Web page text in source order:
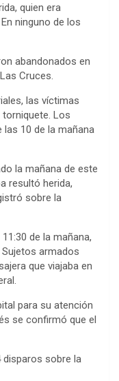
quien era
ninguno de los
abandonados en
Cruces.
las víctimas
Los
10 de la mañana
la mañana de este
resultó herida,
sobre la
de la mañana,
armados
que viajaba en
para su atención
se confirmó que el
disparos sobre la